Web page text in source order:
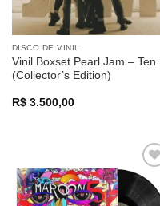
DISCO DE VINIL
Vinil Boxset Pearl Jam – Ten
(Collector’s Edition)
R$3.500,00
Adicionar
a lista de
desejos